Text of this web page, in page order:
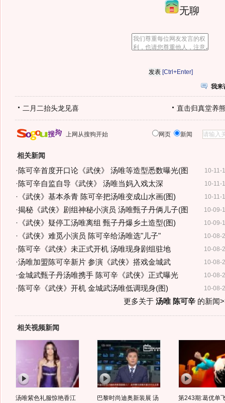
无聊
[Ctrl+Enter]
我来
二月二抬头龙见喜 直击归真堂养
上网从搜狗开始 网页 新闻
相关新闻
10-11-
·陈可辛首度开口论《武侠》 汤唯等造型悉数曝光(图
10-11-
·陈可辛自监自导《武侠》 汤唯当妈入戏太深
10-11-
· 《武侠》基本杀青 陈可辛把汤唯变成山水画(图)
10-09-
·揭秘《武侠》剧组神秘小演员 汤唯甄子丹俩儿子(图
10-09-
· 《武侠》疑停工汤唯离组 甄子丹爆乡土造型(图)
10-08-
· 《武侠》难觅小演员 陈可辛给汤唯选"儿子"
10-08-
·陈可辛《武侠》未正式开机 汤唯现身剧组驻地
10-08-
·汤唯加盟陈可辛新片 参演《武侠》搭戏金城武
10-08-
·金城武甄子丹汤唯携手 陈可辛《武侠》正式曝光
10-08-
·陈可辛《武侠》开机 金城武汤唯低调现身(图)
更多关于 汤唯 陈可辛的新闻
相关视频新闻
汤唯紫色礼服惊艳香江
巴黎时尚迪奥新装展 汤
第243期:葛优单